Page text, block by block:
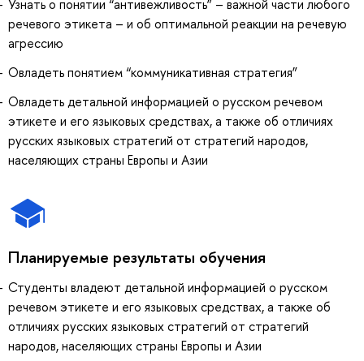
Узнать о понятии “антивежливость” – важной части любого
речевого этикета – и об оптимальной реакции на речевую
агрессию
Овладеть понятием “коммуникативная стратегия”
Овладеть детальной информацией о русском речевом
этикете и его языковых средствах, а также об отличиях
русских языковых стратегий от стратегий народов,
населяющих страны Европы и Азии
Планируемые результаты обучения
Студенты владеют детальной информацией о русском
речевом этикете и его языковых средствах, а также об
отличиях русских языковых стратегий от стратегий
народов, населяющих страны Европы и Азии